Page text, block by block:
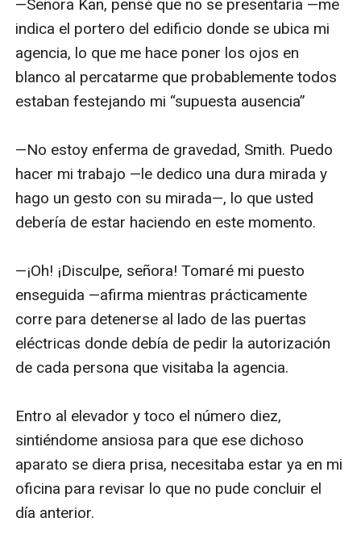
—Señora Kan, pensé que no se presentaría —me
indica el portero del edificio donde se ubica mi
agencia, lo que me hace poner los ojos en
blanco al percatarme que probablemente todos
estaban festejando mi “supuesta ausencia”
—No estoy enferma de gravedad, Smith. Puedo
hacer mi trabajo —le dedico una dura mirada y
hago un gesto con su mirada—, lo que usted
debería de estar haciendo en este momento.
—¡Oh! ¡Disculpe, señora! Tomaré mi puesto
enseguida —afirma mientras prácticamente
corre para detenerse al lado de las puertas
eléctricas donde debía de pedir la autorización
de cada persona que visitaba la agencia.
Entro al elevador y toco el número diez,
sintiéndome ansiosa para que ese dichoso
aparato se diera prisa, necesitaba estar ya en mi
oficina para revisar lo que no pude concluir el
día anterior.